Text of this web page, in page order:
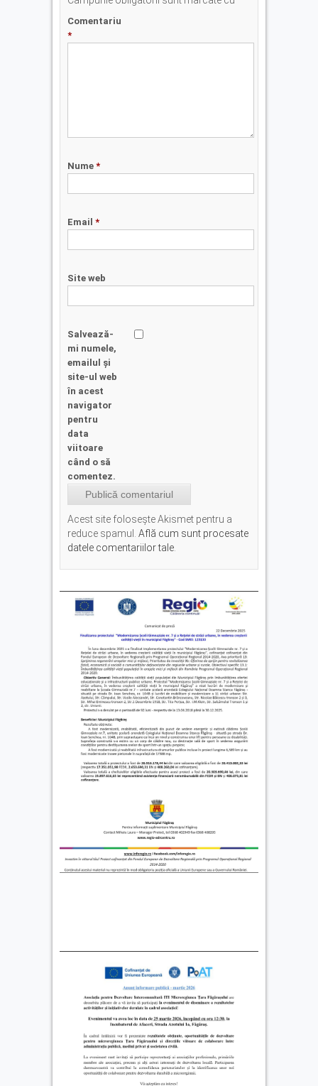
Comentariu
*
Nume *
Email *
Site web
Salvează-
mi numele,
emailul și
site-ul web
în acest
navigator
pentru
data
viitoare
când o să
comentez.
Acest site folosește Akismet pentru a
reduce spamul. Află cum sunt procesate
datele comentariilor tale